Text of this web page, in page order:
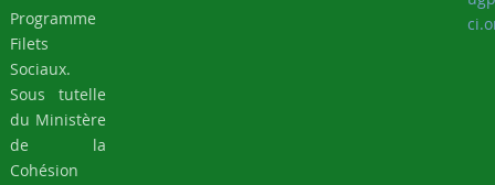
Programme
Filets
Sociaux.
Sous tutelle
du Ministère
de la
Cohésion